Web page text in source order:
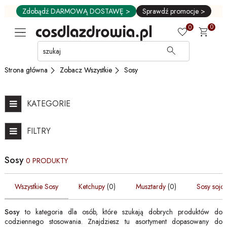
Przejdź
GŁÓWNEJ
ZAWARTOŚCI
PRODUKTÓW
MENU
UŻYTKOWNIKA
Zdobądź DARMOWĄ DOSTAWĘ > Sprawdź promocje >
0 0
Strona główna Zobacz Wszystkie Sosy
KATEGORIE
FILTRY
Sosy 0 PRODUKTY
Wszystkie Sosy Ketchupy (0) Musztardy (0) Sosy
Sosy to kategoria dla osób, które szukają dobrych produktów do
codziennego stosowania. Znajdziesz tu asortyment dopasowany do